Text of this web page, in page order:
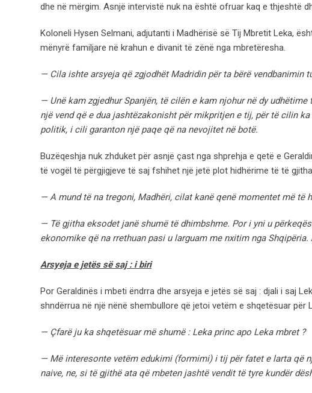
dhe në mërgim. Asnjë intervistë nuk na është ofruar kaq e thjeshtë
Koloneli Hysen Selmani, adjutanti i Madhërisë së Tij Mbretit Leka,
mënyrë familjare në krahun e divanit të zënë nga mbretëresha.
— Cila ishte arsyeja që zgjodhët Madridin për ta bërë vendbanimin
— Unë kam zgjedhur Spanjën, të cilën e kam njohur në dy
një vend që e dua jashtëzakonisht për mikpritjen e tij, për të cilin
politik, i cili garanton një paqe që na nevojitet në botë.
Buzëqeshja nuk zhduket për asnjë çast nga shprehja e qetë e
të vogël të përgjigjeve të saj fshihet një jetë plot hidhërime të të
— A mund të na tregoni, Madhëri, cilat kanë qenë momentet më të
— Të gjitha eksodet janë shumë të dhimbshme. Por i yni u
ekonomike që na rrethuan pasi u larguam me nxitim nga
Arsyeja e jetës së saj : i biri
Por Geraldinës i mbeti ëndrra dhe arsyeja e jetës së saj : djali i saj
shndërrua në një nënë shembullore që jetoi vetëm e shqetësuar për
— Çfarë ju ka shqetësuar më shumë : Leka princ apo Leka mbret ?
— Më interesonte vetëm edukimi (formimi) i tij për fatet e larta që
naive, ne, si të gjithë ata që mbeten jashtë vendit të tyre kundër